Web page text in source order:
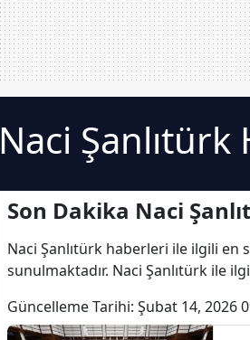
Naci
Son Dakika Naci
Naci Şanlıtürk haberleri ile ilgili
sunulmaktadır. Naci Şanlıtürk ile
Güncelleme Tarihi: Şubat 14, 2026